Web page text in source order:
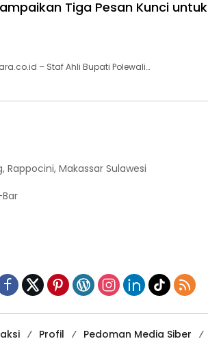
Tiga Pesan Kunci untuk
– Staf Ahli Bupati Polewali…
Rappocini, Makassar Sulawesi
Profil Pedoman Media Siber